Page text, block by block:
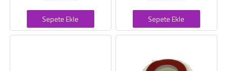
Sepete Ekle Sepete Ekle